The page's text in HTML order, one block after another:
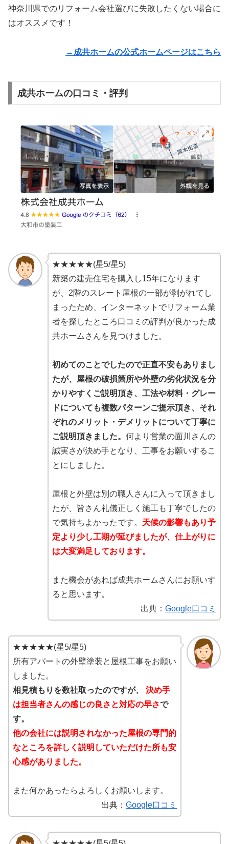
神奈川県でのリフォーム会社選びに失敗したくない場合に
はオススメです！
→成共ホームの公式ホームページはこちら
成共ホームの口コミ・評判
★★★★★(星5/星5)
新築の建売住宅を購入し15年になります
が、2階のスレート屋根の一部が剥がれてし
まったため、インターネットでリフォーム業
者を探したところ口コミの評判が良かった成
共ホームさんを見つけました。
初めてのことでしたので正直不安もありまし
たが、屋根の破損箇所や外壁の劣化状況を分
かりやすくご説明頂き、工法や材料・グレー
ドについても複数パターンご提示頂き、それ
ぞれのメリット・デメリットについて丁寧に
ご説明頂きました。 何より営業の面川さんの
誠実さが決め手となり、工事をお願いするこ
とにしました。
屋根と外壁は別の職人さんに入って頂きまし
たが、皆さん礼儀正しく施工も丁寧でしたの
で気持ちよかったです。 天候の影響もあり予
定より少し工期が延びましたが、仕上がりに
は大変満足しております。
また機会があれば成共ホームさんにお願いす
ると思います。
出典： Google口コミ
★★★★★(星5/星5)
所有アパートの外壁塗装と屋根工事をお願い
しました。
相見積もりを数社取ったのですが、 決め手
は担当者さんの感じの良さと対応の早さで
す。
他の会社には説明されなかった屋根の専門的
なところを詳しく説明していただけた所も安
心感がありました。
また何かあったらよろしくお願いします。
出典：Google口コミ